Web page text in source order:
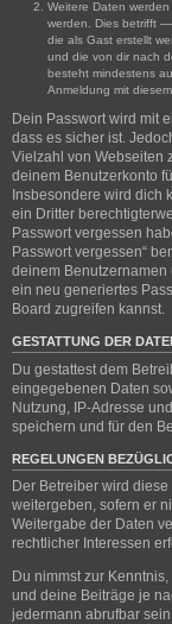
Weitere Daten
werden. Dies betrifft
die als Gast erstellt
und die von dir nach
besteht mindestens
Anmeldung mit
Dein Passwort wird mit
dass es sicher ist.
Vielzahl von Webseiten
deinem Benutzerkonto
Insbesondere wird dich
ein Dritter
Passwort vergessen
Passwort vergessen“
deinem
ein neu generiertes
Board zugreifen kannst.
GESTATTUNG DER
Du gestattest dem
eingegebenen Daten
Nutzung, IP-Adresse
speichern und für den
REGELUNGEN
Der Betreiber wird
weitergeben, sofern er
Weitergabe der Daten
rechtlicher Interessen
Du nimmst zur
und deine Beiträge je
jedermann abrufbar sein